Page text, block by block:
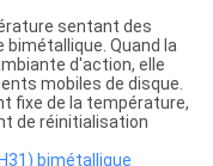
sentant des
Quand la
d'action, elle
mobiles de disque.
fixe de la température,
de réinitialisation
bimétallique